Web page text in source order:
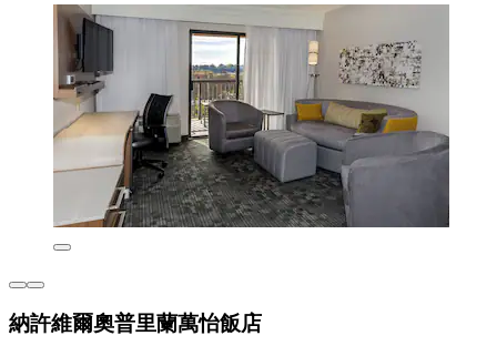
納許維爾奧普里蘭萬怡飯店